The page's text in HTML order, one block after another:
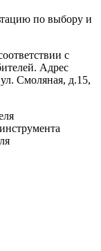
по выбору и
с
Адрес
Смоляная, д.15,